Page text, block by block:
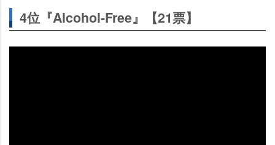
4位『Alcohol-Free』【21票】